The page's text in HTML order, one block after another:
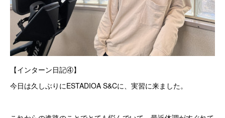
【インターン日記④】
今日は久しぶりにESTADIOA S&Cに、実習に来ました。